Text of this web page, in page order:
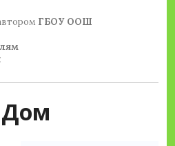
ГБОУ ООШ
Дом